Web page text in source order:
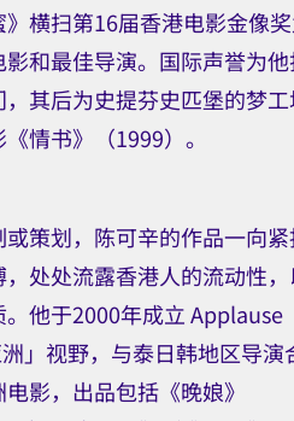
横扫第16届香港电影金像
和最佳导演。国际声誉为
其后为史提芬史匹堡的梦
情书》（1999）。
策划，陈可辛的作品一向
处处流露香港人的流动性
他于2000年成立 Applause
」视野，与泰日韩地区导演
影，出品包括《晚娘》